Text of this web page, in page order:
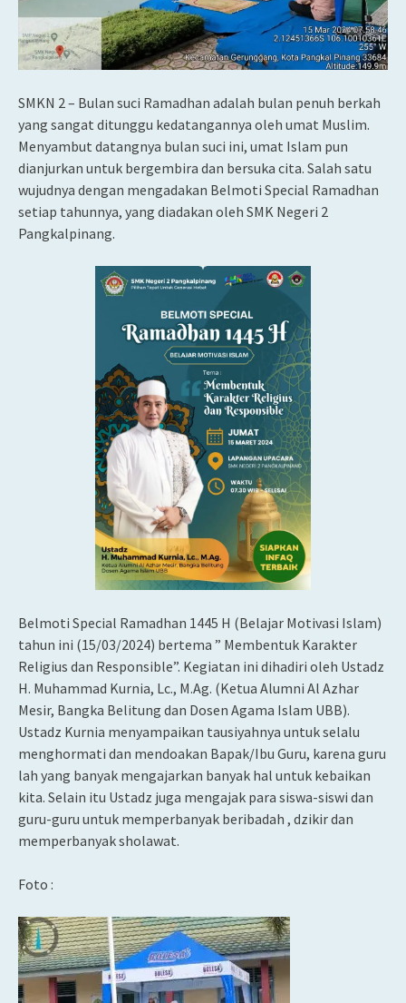
SMKN 2 – Bulan suci Ramadhan adalah bulan penuh berkah
yang sangat ditunggu kedatangannya oleh umat Muslim.
Menyambut datangnya bulan suci ini, umat Islam pun
dianjurkan untuk bergembira dan bersuka cita. Salah satu
wujudnya dengan mengadakan Belmoti Special Ramadhan
setiap tahunnya, yang diadakan oleh SMK Negeri 2
Pangkalpinang.
Belmoti Special Ramadhan 1445 H (Belajar Motivasi Islam)
tahun ini (15/03/2024) bertema ” Membentuk Karakter
Religius dan Responsible”. Kegiatan ini dihadiri oleh Ustadz
H. Muhammad Kurnia, Lc., M.Ag. (Ketua Alumni Al Azhar
Mesir, Bangka Belitung dan Dosen Agama Islam UBB).
Ustadz Kurnia menyampaikan tausiyahnya untuk selalu
menghormati dan mendoakan Bapak/Ibu Guru, karena guru
lah yang banyak mengajarkan banyak hal untuk kebaikan
kita. Selain itu Ustadz juga mengajak para siswa-siswi dan
guru-guru untuk memperbanyak beribadah , dzikir dan
memperbanyak sholawat.
Foto :